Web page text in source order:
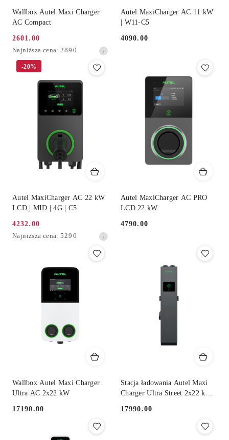
Wallbox Autel Maxi Charger
AC Compact
promocyjna:
2601.00
Najniższa
cena
Najniższa cena: 2890
Autel MaxiCharger AC 11 kW
| W11-C5
4090.00
Autel MaxiCharger AC 22 kW
LCD | MID | 4G | C5
Cena
promocyjna:
4232.00
Najniższa
Najniższa cena: 5290
-20%
Autel MaxiCharger AC PRO
LCD 22 kW
Cena:
4790.00
Wallbox Autel Maxi Charger
Ultra AC 2x22 kW
17190.00
Stacja ładowania Autel Maxi
Charger Ultra Street 2x22 kW
17990.00